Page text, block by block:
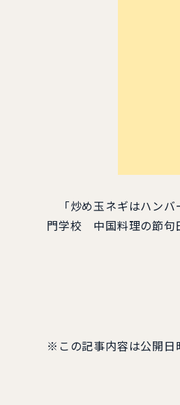
「炒め玉ネギはハンバ
門学校 中国料理の節句
※この記事内容は公開日